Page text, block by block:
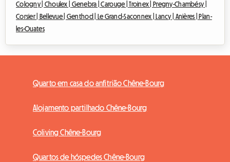
Cologny | Choulex | Genebra |Carouge |Troinex |
Pregny-Chambésy |
Corsier |
Bellevue | Genthod | Le Grand-Saconnex | Lancy | Anières |
Plan-
les-Ouates
Quarto em casa do anfitrião Chêne-Bourg
Alojamento partilhado Chêne-Bourg
Coliving Chêne-Bourg
Quartos de hóspedes Chêne-Bourg